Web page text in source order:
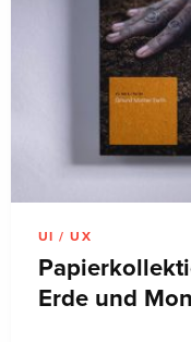
UI / UX
Erde und